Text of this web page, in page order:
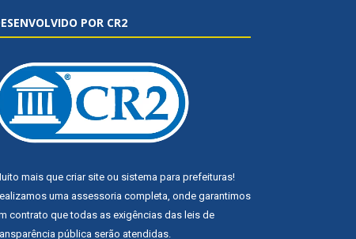
POR CR2
mais que criar site ou sistema para prefeituras!
uma assessoria completa, onde garantimos
contrato que todas as exigências das leis de
pública serão atendidas.